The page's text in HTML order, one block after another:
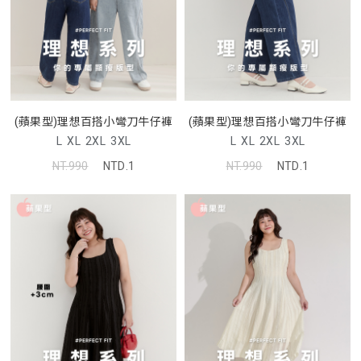
(蘋果型)理想百搭小彎刀牛仔褲
L XL 2XL 3XL
NT.990
NTD.1
(蘋果型)理想百搭小彎刀牛仔褲
L XL 2XL 3XL
NT.990
NTD.1